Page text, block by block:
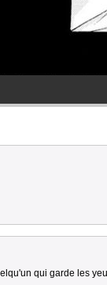
qui garde les